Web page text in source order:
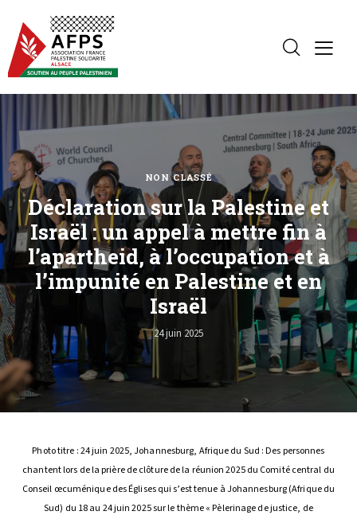
NON CLASSÉ
Déclaration sur la Palestine et
Israël : un appel à mettre fin à
l’apartheid, à l’occupation et à
l’impunité en Palestine et en
Israël
24 juin 2025
Photo titre : 24 juin 2025, Johannesburg, Afrique du Sud : Des personnes
chantent lors de la prière de clôture de la réunion 2025 du Comité central du
Conseil œcuménique des Églises qui s’est tenue à Johannesburg (Afrique du
Sud) du 18 au 24 juin 2025 sur le thème « Pèlerinage de justice, de